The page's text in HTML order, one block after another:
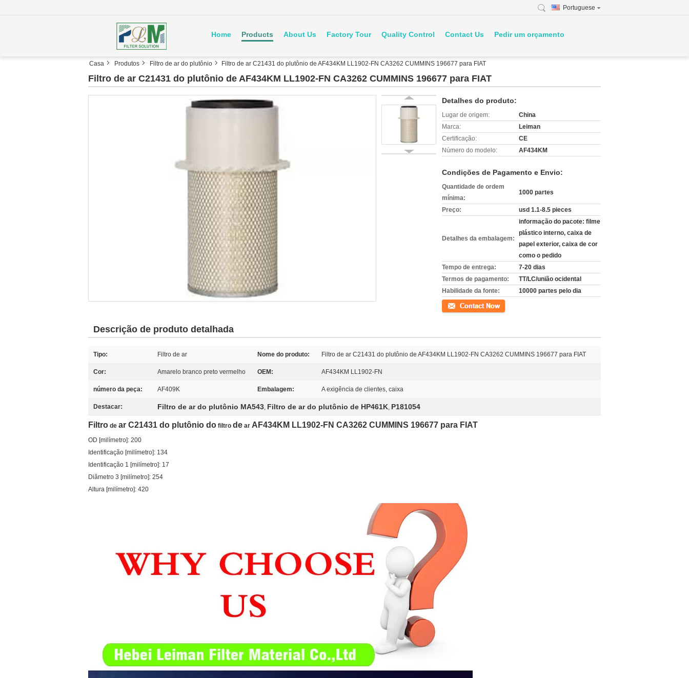
Portuguese
Home Products About Us Factory Tour Quality Control Contact Us Pedir um orçamento
Casa Produtos Filtro de ar do plutônio Filtro de ar C21431 do plutônio de AF434KM LL1902-FN CA3262 CUMMINS 196677 para FIAT
Filtro de ar C21431 do plutônio de AF434KM LL1902-FN CA3262 CUMMINS 196677 para FIAT
Detalhes do produto:
Lugar de origem:
China
Marca:
Leiman
Certificação:
CE
Número do modelo:
AF434KM
Condições de Pagamento e Envio:
Quantidade de ordem
mínima:
1000 partes
Preço: usd 1.1-8.5 pieces
Detalhes da embalagem:
informação do pacote: filme
plástico interno, caixa de
papel exterior, caixa de cor
como o pedido
Tempo de entrega:
7-20 dias
Termos de pagamento:
TT/LC/união ocidental
Habilidade da fonte:
10000 partes pelo dia
Contato
Descrição de produto detalhada
Tipo: Filtro de ar Nome do produto: Filtro de ar C21431 do plutônio de AF434KM LL1902-FN CA3262 CUMMINS 196677 para FIAT
Cor: Amarelo branco preto vermelho OEM: AF434KM LL1902-FN
número da peça: AF409K Embalagem: A exigência de clientes, caixa
Destacar: Filtro de ar do plutônio MA543, Filtro de ar do plutônio de HP461K, P181054
Filtro de ar C21431 do plutônio do filtro de ar AF434KM LL1902-FN CA3262 CUMMINS 196677 para FIAT
OD [milímetro]: 200
Identificação [milímetro]: 134
Identificação 1 [milímetro]: 17
Diâmetro 3 [milímetro]: 254
Altura [milímetro]: 420